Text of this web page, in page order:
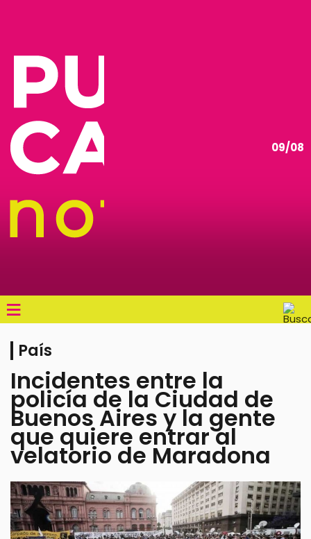
09/08
≡
País
Incidentes entre la
policía de la Ciudad de
Buenos Aires y la gente
que quiere entrar al
velatorio de Maradona